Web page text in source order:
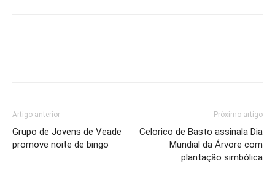
Artigo anterior
Grupo de Jovens de Veade
promove noite de bingo
Próximo artigo
Celorico de Basto assinala Dia
Mundial da Árvore com
plantação simbólica